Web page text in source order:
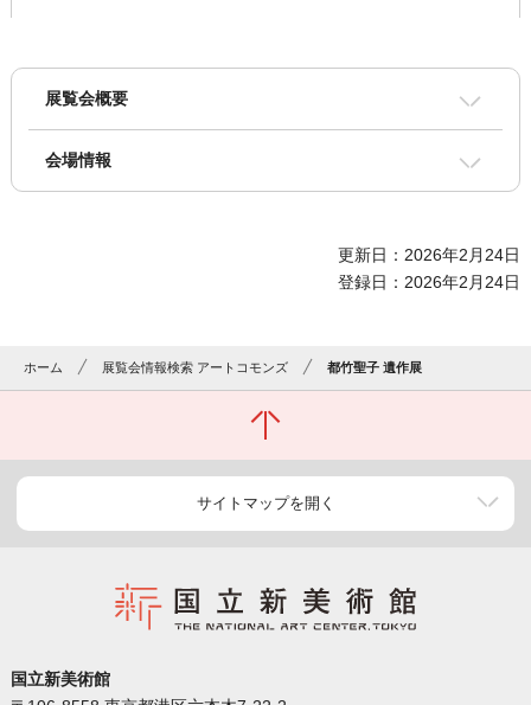
展覧会概要
会場情報
更新日：2026年2月24日
登録日：2026年2月24日
ホーム 展覧会情報検索 アートコモンズ 都竹聖子 遺作展
サイトマップを開く
国立新美術館